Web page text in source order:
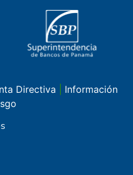
Directiva
Información